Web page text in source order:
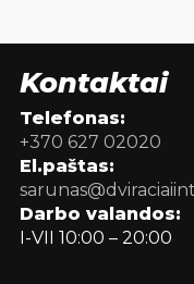
Kontaktai
Telefonas:
+370 627 02020
El.paštas:
Darbo valandos:
I-VII 10:00 – 20:00